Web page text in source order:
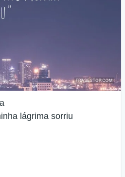
lágrima sorriu